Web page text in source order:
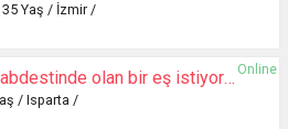
Yaş / İzmir /
Online
namazında abdestinde olan bir eş istiyorum
/ Isparta /